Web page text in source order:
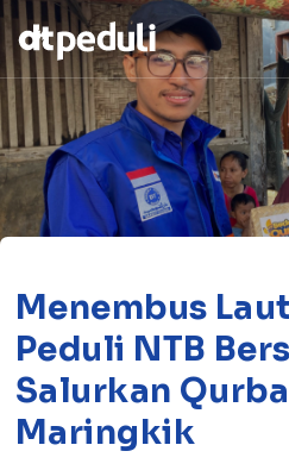
kebaikan
Menembus
Peduli NTB
Salurkan
Maringkik